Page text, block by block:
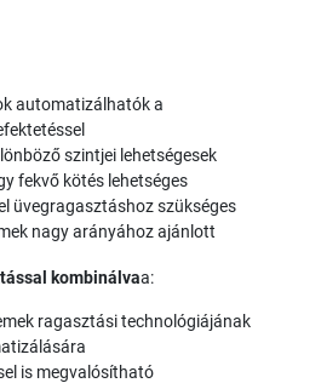
automatizálhatók a
szintjei lehetségesek
fekvő kötés lehetséges
üvegragasztáshoz szükséges
nagy arányához ajánlott
kombinálvaa:
ragasztási technológiájának
is megvalósítható